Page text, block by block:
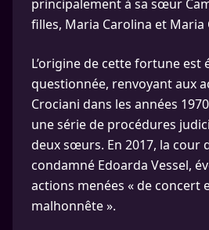
principalement à sa sœur
filles, Maria Carolina et Maria
L’origine de cette fortune est
questionnée, renvoyant aux
Crociani dans les années
une série de procédures
deux sœurs. En 2017, la cour
condamné Edoarda Vessel,
actions menées « de concert
malhonnête ».